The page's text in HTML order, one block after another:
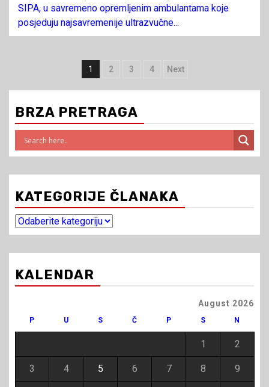
SIPA, u savremeno opremljenim ambulantama koje
posjeduju najsavremenije ultrazvučne...
Navigacija
člancima
1 2 3 4 Next
BRZA PRETRAGA
KATEGORIJE ČLANAKA
Kategorije
članaka
KALENDAR
August 2026
P U S Č P S N
1 2
3 4 5 6 7 8 9